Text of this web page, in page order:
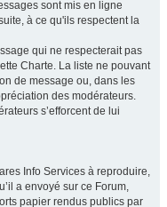
sont mis en ligne
à ce qu'ils respectent la
qui ne respecterait pas
Charte. La liste ne pouvant
de message ou, dans les
des modérateurs.
s’efforcent de lui
Info Services à reproduire,
a envoyé sur ce Forum,
papier rendus publics par